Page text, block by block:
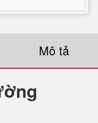
Mô tả